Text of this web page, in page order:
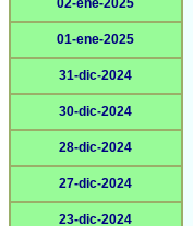
02-ene-2025
01-ene-2025
31-dic-2024
30-dic-2024
28-dic-2024
27-dic-2024
23-dic-2024